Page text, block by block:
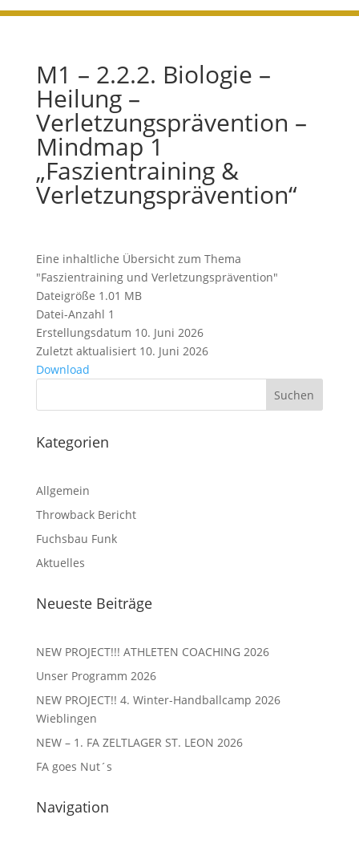
M1 – 2.2.2. Biologie –
Heilung –
Verletzungsprävention –
Mindmap 1
„Faszientraining &
Verletzungsprävention“
Eine inhaltliche Übersicht zum Thema
"Faszientraining und Verletzungsprävention"
Dateigröße 1.01 MB
Datei-Anzahl 1
Erstellungsdatum 10. Juni 2026
Zuletzt aktualisiert 10. Juni 2026
Download
Kategorien
Allgemein
Throwback Bericht
Fuchsbau Funk
Aktuelles
Neueste Beiträge
NEW PROJECT!!! ATHLETEN COACHING 2026
Unser Programm 2026
NEW PROJECT!! 4. Winter-Handballcamp 2026
Wieblingen
NEW – 1. FA ZELTLAGER ST. LEON 2026
FA goes Nut´s
Navigation